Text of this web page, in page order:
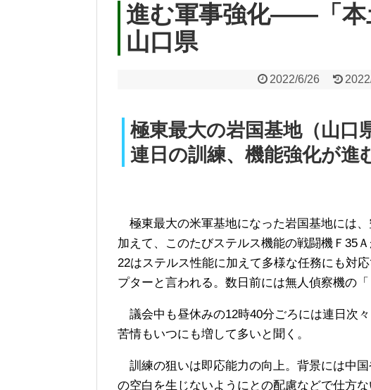
進む軍事強化――「
山口県
2022/6/26
極東最大の岩国基地（山口
連日の訓練、機能強化が進
極東最大の米軍基地になった岩国基地には
加えて、このたびステルス機能の戦闘機Ｆ35
22はステルス性能に加えて多様な任務にも対
プターと言われる。数日前には無人偵察機の
議会中も昼休みの12時40分ごろには連日次
苦情もいつにも増して多いと聞く。
訓練の狙いは即応能力の向上。背景には中
の空白を生じないようにとの配慮などで仕方な